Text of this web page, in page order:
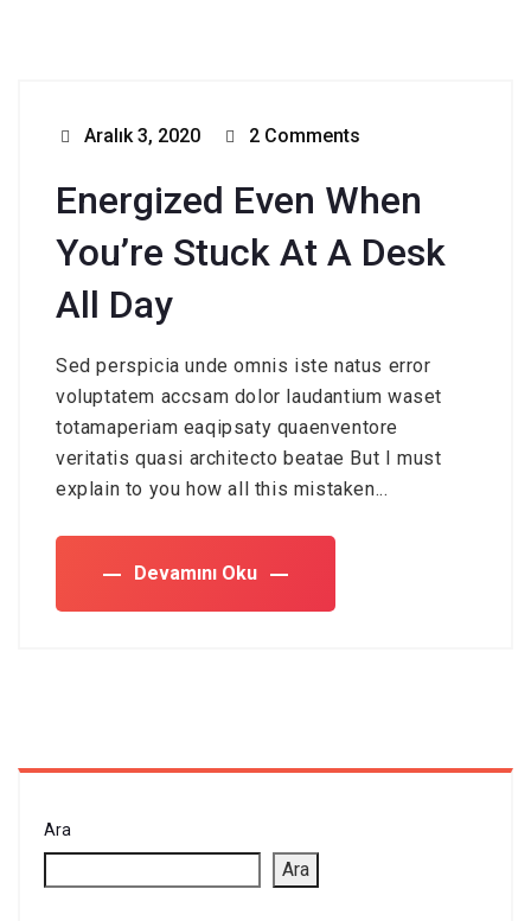
Aralık 3, 2020 2 Comments
Energized Even When
You’re Stuck At A Desk
All Day
Sed perspicia unde omnis iste natus error
voluptatem accsam dolor laudantium waset
totamaperiam eaqipsaty quaenventore
veritatis quasi architecto beatae But I must
explain to you how all this mistaken...
Devamını Oku
Ara
Ara